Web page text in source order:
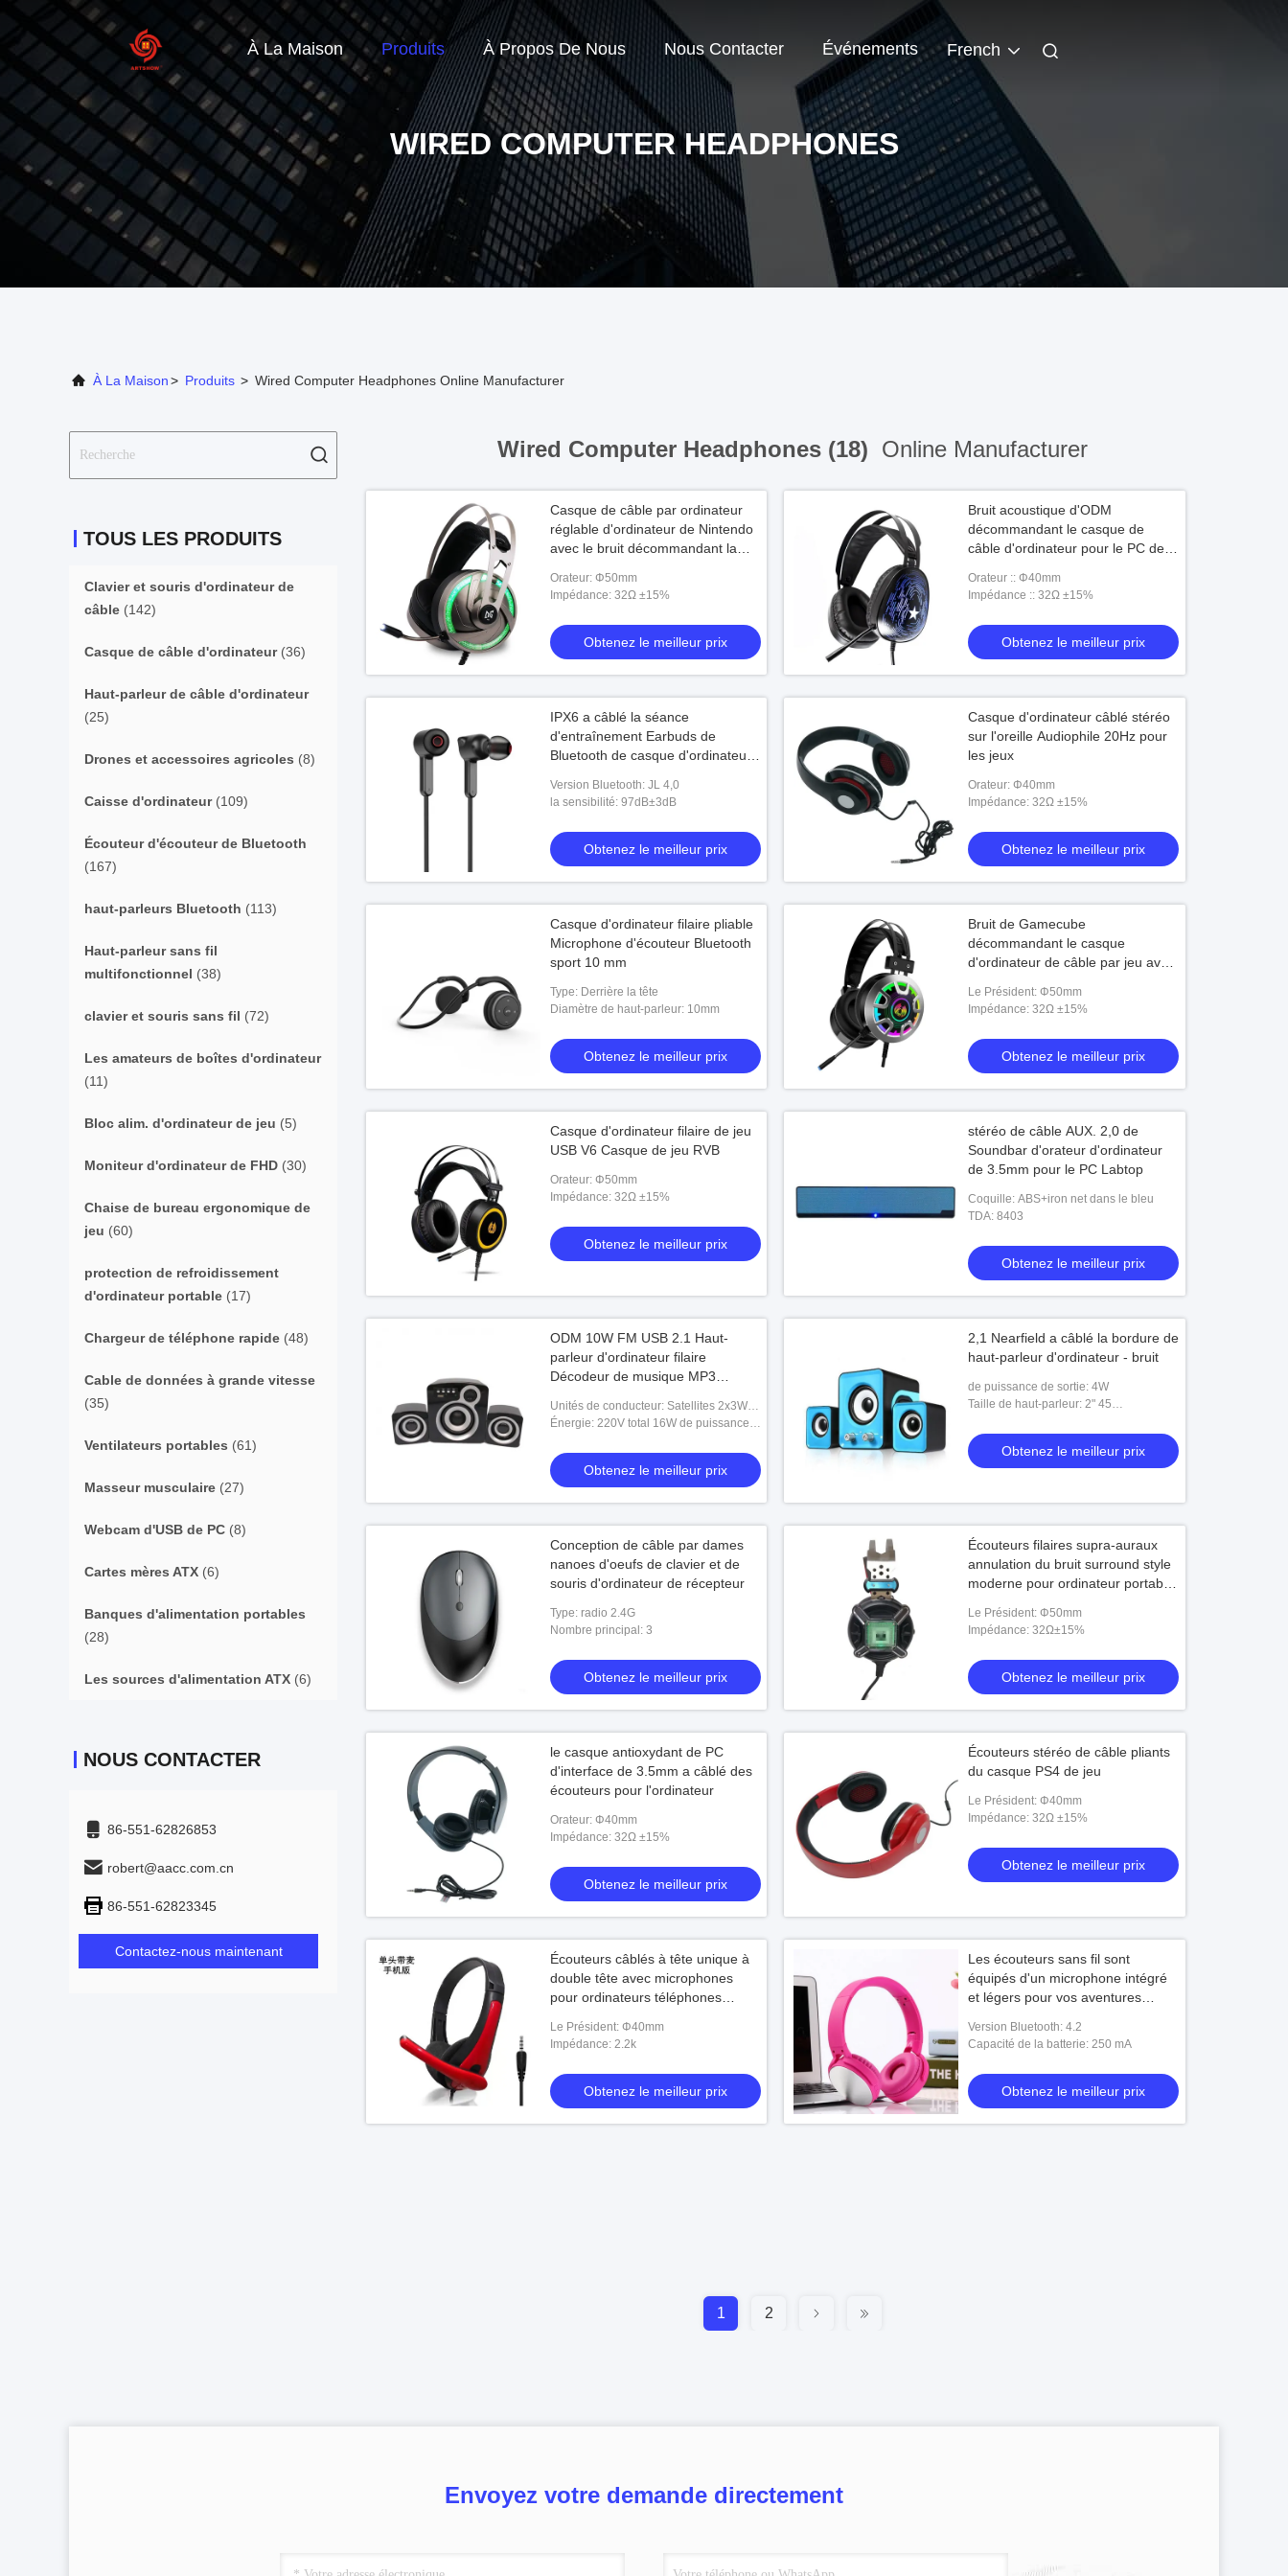
À La Maison Produits À Propos De Nous Nous Contacter Événements French
WIRED COMPUTER HEADPHONES
À La Maison> Produits > Wired Computer Headphones Online Manufacturer
TOUS LES PRODUITS
Clavier et souris d'ordinateur de
câble (142)
Casque de câble d'ordinateur(36)
Haut-parleur de câble d'ordinateur
(25)
Drones et accessoires agricoles (8)
Caisse d'ordinateur(109)
Écouteur d'écouteur de Bluetooth
(167)
haut-parleurs Bluetooth (113)
Haut-parleur sans fil
multifonctionnel (38)
clavier et souris sans fil (72)
Les amateurs de boîtes d'ordinateur
(11)
Bloc alim. d'ordinateur de jeu (5)
Moniteur d'ordinateur de FHD (30)
Chaise de bureau ergonomique de
jeu (60)
protection de refroidissement
d'ordinateur portable (17)
Chargeur de téléphone rapide (48)
Cable de données à grande vitesse
(35)
Ventilateurs portables (61)
Masseur musculaire (27)
Webcam d'USB de PC (8)
Cartes mères ATX (6)
Banques d'alimentation portables
(28)
Les sources d'alimentation ATX (6)
NOUS CONTACTER
86-551-62826853
robert@aacc.com.cn
86-551-62823345
Contactez-nous maintenant
Wired Computer Headphones (18) Online Manufacturer
Casque de câble par ordinateur
réglable d'ordinateur de Nintendo
avec le bruit décommandant la
Orateur: Φ50mm
Impédance: 32Ω ±15%
Obtenez le meilleur prix
Bruit acoustique d'ODM
décommandant le casque de
câble d'ordinateur pour le PC de
Orateur :: Φ40mm
Impédance :: 32Ω ±15%
Obtenez le meilleur prix
IPX6 a câblé la séance
d'entraînement Earbuds de
Bluetooth de casque d'ordinateur
Version Bluetooth: JL 4,0
la sensibilité: 97dB±3dB
Obtenez le meilleur prix
Casque d'ordinateur câblé stéréo
sur l'oreille Audiophile 20Hz pour
les jeux
Orateur: Φ40mm
Impédance: 32Ω ±15%
Obtenez le meilleur prix
Casque d'ordinateur filaire pliable
Microphone d'écouteur Bluetooth
sport 10 mm
Type: Derrière la tête
Diamètre de haut-parleur: 10mm
Obtenez le meilleur prix
Bruit de Gamecube
décommandant le casque
d'ordinateur de câble par jeu avec
Le Président: Φ50mm
Impédance: 32Ω ±15%
Obtenez le meilleur prix
Casque d'ordinateur filaire de jeu
USB V6 Casque de jeu RVB
Orateur: Φ50mm
Impédance: 32Ω ±15%
Obtenez le meilleur prix
stéréo de câble AUX. 2,0 de
Soundbar d'orateur d'ordinateur
de 3.5mm pour le PC Labtop
Coquille: ABS+iron net dans le bleu
TDA: 8403
Obtenez le meilleur prix
ODM 10W FM USB 2.1 Haut-
parleur d'ordinateur filaire
Décodeur de musique MP3
Unités de conducteur: Satellites 2x3W
RMS du Subwoofer 10W RMS
Énergie: 220V total 16W de puissance
Obtenez le meilleur prix
2,1 Nearfield a câblé la bordure de
haut-parleur d'ordinateur - bruit
de puissance de sortie: 4W
Taille de haut-parleur: 2" 45
Obtenez le meilleur prix
Conception de câble par dames
nanoes d'oeufs de clavier et de
souris d'ordinateur de récepteur
Type: radio 2.4G
Nombre principal: 3
Obtenez le meilleur prix
Écouteurs filaires supra-auraux
annulation du bruit surround style
moderne pour ordinateur portable
Le Président: Φ50mm
Impédance: 32Ω±15%
Obtenez le meilleur prix
le casque antioxydant de PC
d'interface de 3.5mm a câblé des
écouteurs pour l'ordinateur
Orateur: Φ40mm
Impédance: 32Ω ±15%
Obtenez le meilleur prix
Écouteurs stéréo de câble pliants
du casque PS4 de jeu
Le Président: Φ40mm
Impédance: 32Ω ±15%
Obtenez le meilleur prix
Écouteurs câblés à tête unique à
double tête avec microphones
pour ordinateurs téléphones
Le Président: Φ40mm
Impédance: 2.2k
Obtenez le meilleur prix
Les écouteurs sans fil sont
équipés d'un microphone intégré
et légers pour vos aventures
Version Bluetooth: 4.2
Capacité de la batterie: 250 mA
Obtenez le meilleur prix
1 2
Envoyez votre demande directement